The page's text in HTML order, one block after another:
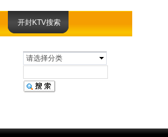
开封KTV搜索
请选择分类